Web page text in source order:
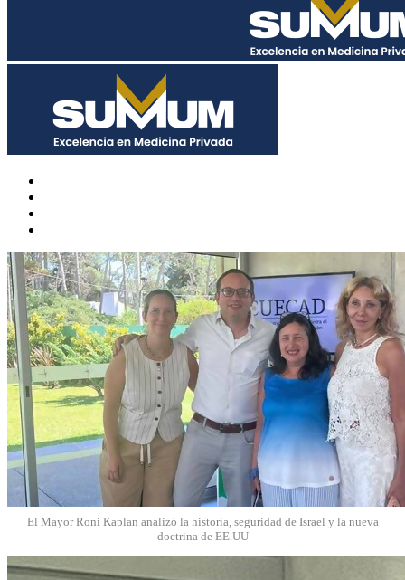
El Mayor Roni Kaplan analizó la historia, seguridad de Israel y la nueva
doctrina de EE.UU